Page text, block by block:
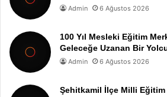
Admin 6 Ağustos 2026
100 Yıl Mesleki Eğitim
Geleceğe Uzanan Bir
Admin 6 Ağustos 2026
Şehitkamil İlçe Milli